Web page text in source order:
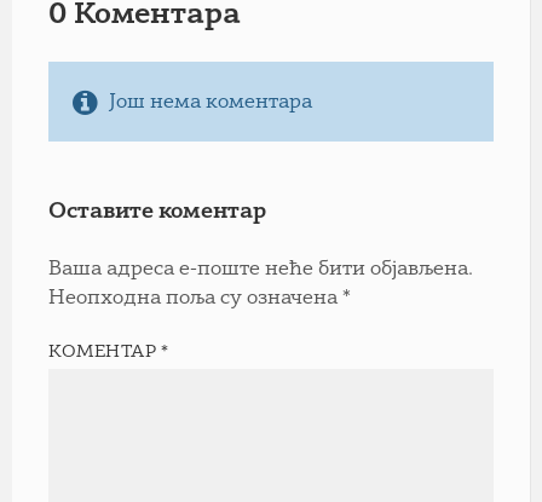
0 Коментарa
Још нема коментара
Оставите коментар
Ваша адреса е-поште неће бити објављена.
Неопходна поља су означена *
КОМЕНТАР*